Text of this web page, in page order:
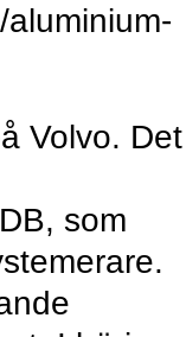
Volvo. Det
som